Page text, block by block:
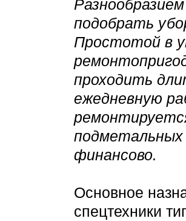
подобрать
Простотой в
проходить
ежедневную
финансово.
Основное
спецтехники